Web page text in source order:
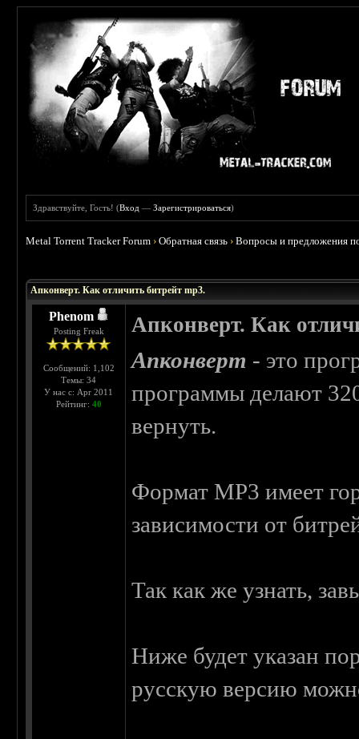
Здравствуйте, Гость! (Вход —Зарегистрироваться)
Metal Torrent Tracker Forum ›Обратная связь ›Вопросы и предложения
Апконверт. Как отличить битрейт mp3.
Phenom
Posting Freak
Сообщений: 1,102
Темы: 34
У нас с: Apr 2011
Рейтинг: 40
Апконверт. Как
Апконверт - это
программы делают
вернуть.
Формат MP3 имеет
зависимости от
Так как же узнать,
Ниже будет указан
русскую версию